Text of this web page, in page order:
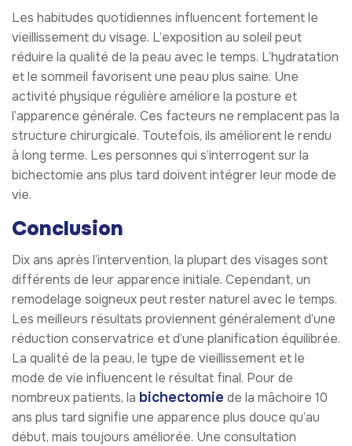
Les habitudes quotidiennes influencent fortement le
vieillissement du visage. L’exposition au soleil peut
réduire la qualité de la peau avec le temps. L’hydratation
et le sommeil favorisent une peau plus saine. Une
activité physique régulière améliore la posture et
l’apparence générale. Ces facteurs ne remplacent pas la
structure chirurgicale. Toutefois, ils améliorent le rendu
à long terme. Les personnes qui s’interrogent sur la
bichectomie ans plus tard doivent intégrer leur mode de
vie.
Conclusion
Dix ans après l’intervention, la plupart des visages sont
différents de leur apparence initiale. Cependant, un
remodelage soigneux peut rester naturel avec le temps.
Les meilleurs résultats proviennent généralement d’une
réduction conservatrice et d’une planification équilibrée.
La qualité de la peau, le type de vieillissement et le
mode de vie influencent le résultat final. Pour de
nombreux patients, la bichectomie de la mâchoire 10
ans plus tard signifie une apparence plus douce qu’au
début, mais toujours améliorée. Une consultation